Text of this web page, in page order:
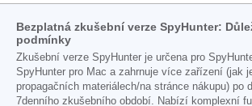
Bezplatná zkušební verze SpyHunter:
podmínky
Zkušební verze SpyHunter je určena pro
SpyHunter pro Mac a zahrnuje více zařízení (jak
propagačních materiálech/na stránce nákupu) po
7denního zkušebního období. Nabízí komplexní